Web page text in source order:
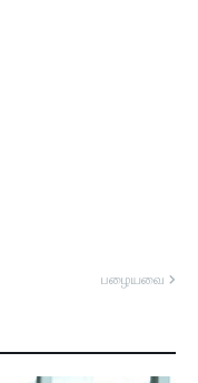
பழையவை